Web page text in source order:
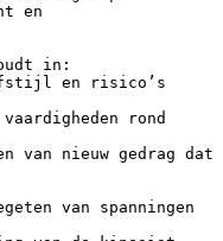
en
in:
en risico’s
rond
van nieuw gedrag dat
van spanningen